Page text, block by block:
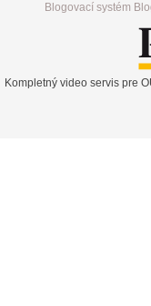
Blogovací systém
Kompletný video servis pre